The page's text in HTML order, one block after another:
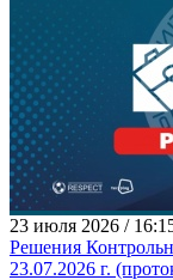
23 июля 2026 /
Решения
23.07.2026 г.